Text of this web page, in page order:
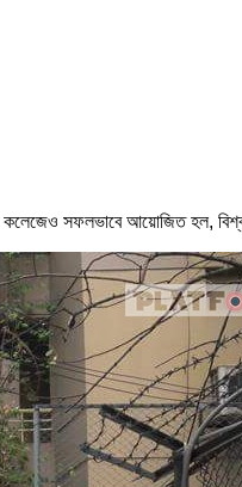
কলেজেও সফলভাবে আয়োজিত হল,